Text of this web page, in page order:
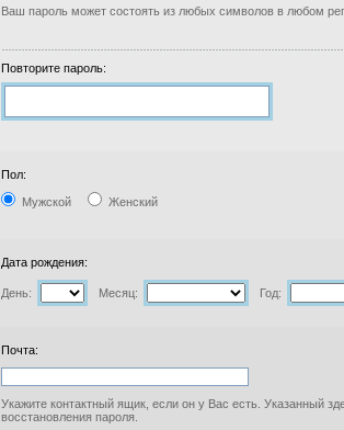
Ваш пароль может состоять из любых символов в любом
Повторите пароль:
Пол:
Мужской Женский
Дата рождения:
День: Месяц: Год:
Почта:
Укажите контактный ящик, если он у Вас есть. Указанный
восстановления пароля.